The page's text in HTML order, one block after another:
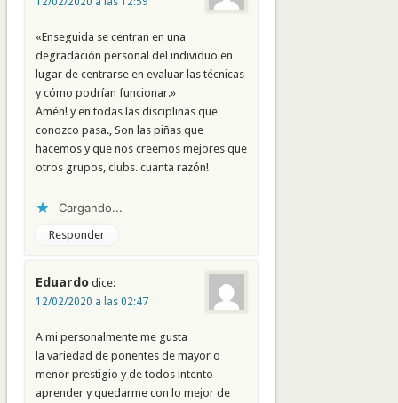
«Enseguida se centran en una
degradación personal del individuo en
lugar de centrarse en evaluar las técnicas
y cómo podrían funcionar.»
Amén! y en todas las disciplinas que
conozco pasa., Son las piñas que
hacemos y que nos creemos mejores que
otros grupos, clubs. cuanta razón!
Cargando...
Responder
Eduardo dice:
12/02/2020 a las 02:47
A mi personalmente me gusta
la variedad de ponentes de mayor o
menor prestigio y de todos intento
aprender y quedarme con lo mejor de